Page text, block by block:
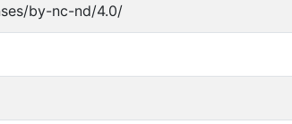
by-nc-nd/4.0/